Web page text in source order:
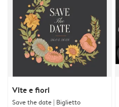
Vite e fiori
Save the date | Biglietto